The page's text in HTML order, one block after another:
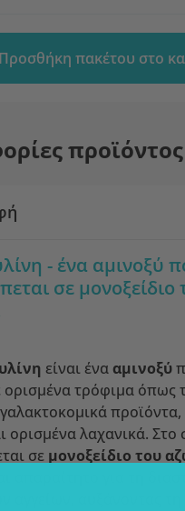
Προσθήκη πακέτου στο
προϊόντος
- ένα αμινοξύ
σε μονοξείδιο
είναι ένα αμινοξύ
ορισμένα τρόφιμα όπως
προϊόντα,
ορισμένα λαχανικά.
σε μονοξείδιο του